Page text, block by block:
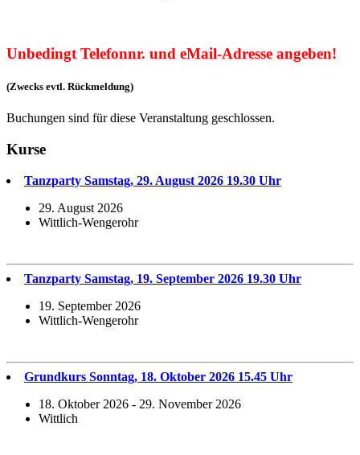
Unbedingt Telefonnr. und eMail-Adresse angeben!
(Zwecks evtl. Rückmeldung)
Buchungen sind für diese Veranstaltung geschlossen.
Kurse
Tanzparty Samstag, 29. August 2026 19.30 Uhr
29. August 2026
Wittlich-Wengerohr
Tanzparty Samstag, 19. September 2026 19.30 Uhr
19. September 2026
Wittlich-Wengerohr
Grundkurs Sonntag, 18. Oktober 2026 15.45 Uhr
18. Oktober 2026 - 29. November 2026
Wittlich